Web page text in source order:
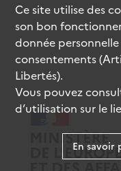
Ce site utilise des
son bon
donnée
consentements
Libertés).
Vous pouvez
d’utilisation sur le
En savoir